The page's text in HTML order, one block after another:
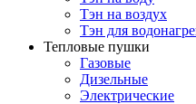
Тэн на воздух
Тэн для
Тепловые пушки
Газовые
Дизельные
Электрические